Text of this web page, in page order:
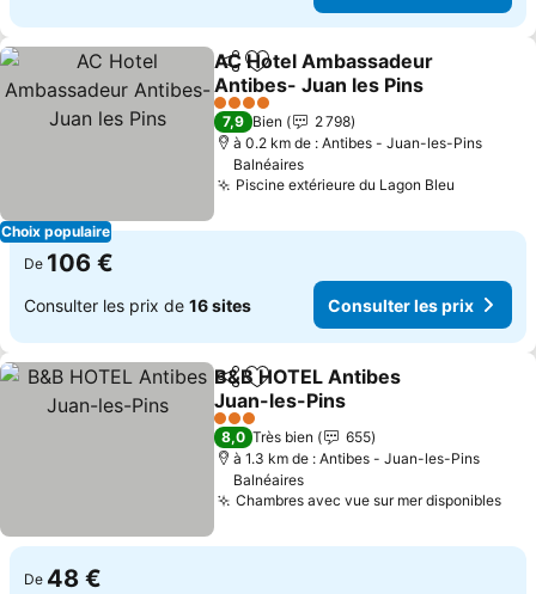
Choix populaire
PartagerAjouter à mes favoris
AC Hotel Ambassadeur
Antibes- Juan les Pins
Consulter les prix
4 Étoiles
7,9 Bien
2 798
à 0.2 km de : Antibes - Juan-les-Pins
Balnéaires
Piscine extérieure du Lagon Bleu
De 106 €
Consulter les prix de 16 sites Consulter les prix
PartagerAjouter à mes favoris
B&B HOTEL Antibes
Juan-les-Pins
Consulter les prix
3 Étoiles
8,0 Très bien
655
à 1.3 km de : Antibes - Juan-les-Pins
Balnéaires
Chambres avec vue sur mer disponibles
De 48 €